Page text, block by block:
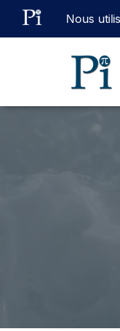
Email